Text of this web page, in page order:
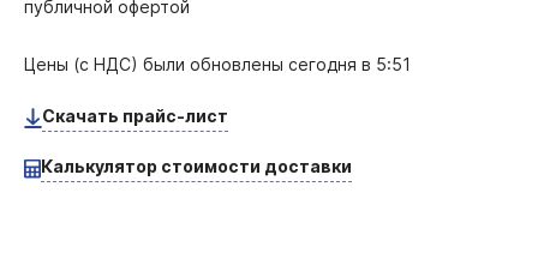
публичной офертой
Цены (с НДС) были обновлены сегодня в 5:51
Скачать прайс-лист
Калькулятор стоимости доставки